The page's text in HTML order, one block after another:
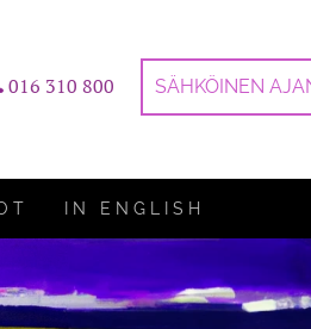
016 310 800 SÄHKÖINEN
IN ENGLISH